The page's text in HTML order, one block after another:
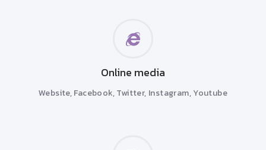
Online media
Website,Facebook,Twitter, Instagram,Youtube